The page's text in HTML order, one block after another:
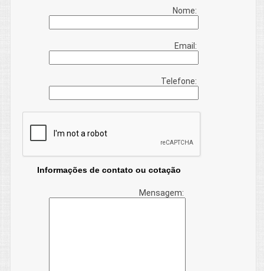
Nome:
Email:
Telefone:
Informações de contato ou cotação
Mensagem: